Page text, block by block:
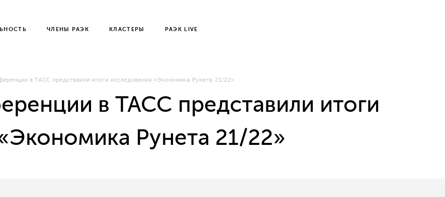
ЧЛЕНЫ РАЭК КЛАСТЕРЫ РАЭК LIVE
в ТАСС представили итоги исследования «Экономика Рунета 21/22»
в ТАСС представили итоги
Рунета 21/22»